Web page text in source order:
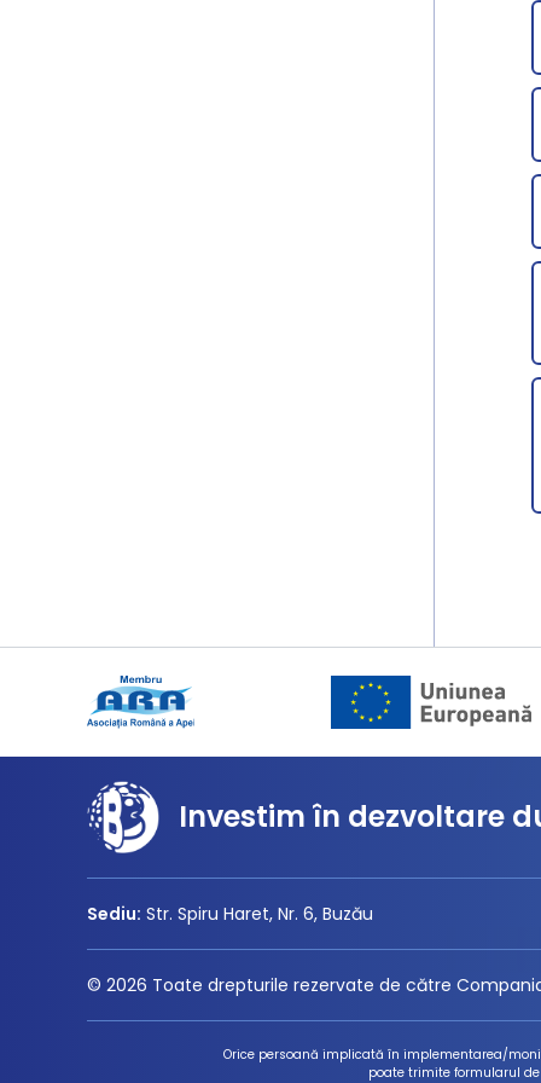
Investim în dezvoltare
Sediu: Str. Spiru Haret, Nr. 6, Buzău
© 2026 Toate drepturile rezervate de către Compania
Orice persoană implicată în implementarea/
poate trimite formularul